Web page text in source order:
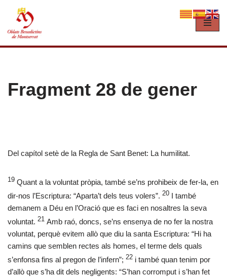
al
Fragment 28 de gener
Del capítol setè de la Regla de Sant Benet: La humilitat.
19 Quant a la voluntat pròpia, també se’ns prohibeix de fer-la, en
dir-nos l’Escriptura: “Aparta’t dels teus volers”. 20 I també
demanem a Déu en l’Oració que es faci en nosaltres la seva
voluntat. 21 Amb raó, doncs, se’ns ensenya de no fer la nostra
voluntat, perquè evitem allò que diu la santa Escriptura: “Hi ha
camins que semblen rectes als homes, el terme dels quals
s’enfonsa fins al pregon de l’infern”; 22 i també quan tenim por
d’allò que s’ha dit dels negligents: “S’han corromput i s’han fet